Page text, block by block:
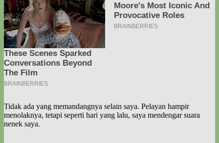
Tidak ada yang memandangnya selain saya. Pelayan hampir
menolaknya, tetapi seperti hari yang lalu, saya mendengar suara
nenek saya.